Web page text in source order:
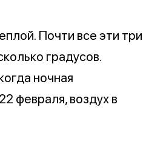
Почти все эти три
градусов.
ночная
февраля, воздух в